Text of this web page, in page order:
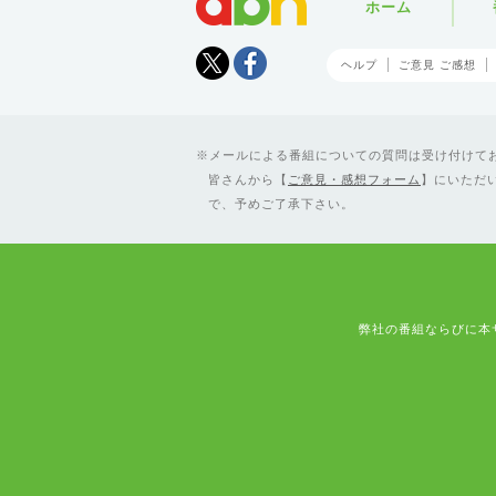
Tweet
ホーム
ヘルプ ご意見 ご感想
メールによる番組についての質問は受け付け
皆さんから【 ご意見・感想フォーム 】にいただ
で、予めご了承下さい。
弊社の番組ならびに